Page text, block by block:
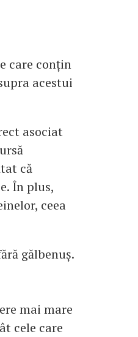
care conțin
acestui
asociat
că
În plus,
ceea
gălbenuș.
mai mare
cele care